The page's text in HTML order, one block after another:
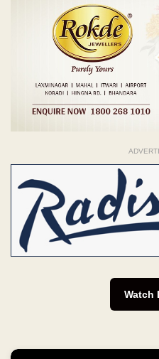
Watch